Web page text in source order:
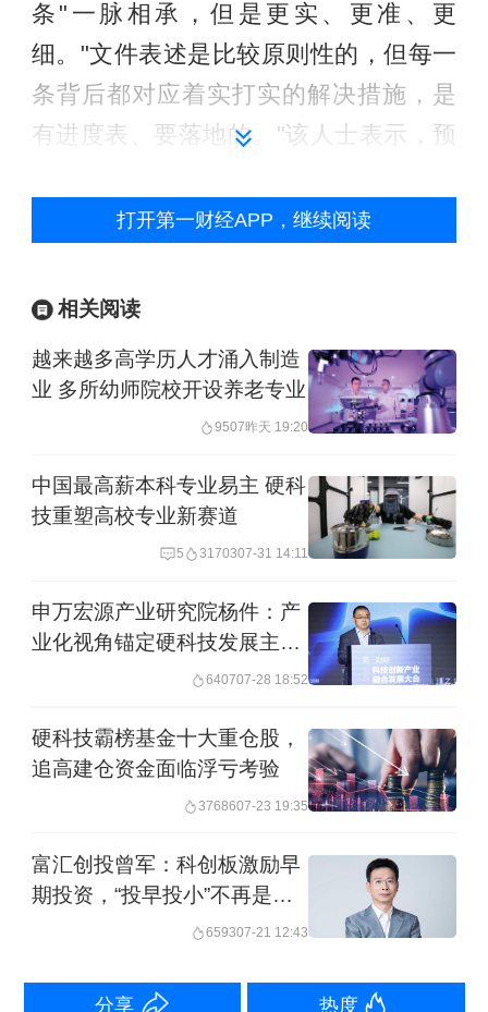
条"一脉相承，但是更实、更准、更
细。"文件表述是比较原则性的，但每一
条背后都对应着实打实的解决措施，是
有进度表、要落地的。"该人士表示，预
陆续以规则、政策或者案例等形式逐步
8条30余项，项项要有措施落地
证监会19日下午发布了《关于深化科创
板改革服务科技创新和新质生产力发展
的八条措施》（即"科创板8条"），启动
科创板新一轮深化改革，以期提升科创
板对新产业新业态新技术的包容性，更
化大局。
推出一揽子改革举措。特别是，针对市
场反映较为集中的新股发行高价超募、
活跃并购重组市场、加强上市公司监管
等问题，"科创板8条"作出了相应安排，
既积极回应市场关切，也为下一步全面
深化资本市场改革积累经验、创造条
件。
打开第一财经APP，继续阅读
相关阅读
越来越多高学历人才涌入制造
业 多所幼师院校开设养老专业
9507昨天 19:20
中国最高薪本科专业易主 硬科
技重塑高校专业新赛道
5 3170307-31 14:11
申万宏源产业研究院杨件：产
业化视角锚定硬科技发展主线
详解四大核心赛道长期成长机
640707-28 18:52
硬科技霸榜基金十大重仓股，
追高建仓资金面临浮亏考验
3768607-23 19:35
富汇创投曾军：科创板激励早
期投资，“投早投小”不再是孤
659307-21 12:43
分享 热度